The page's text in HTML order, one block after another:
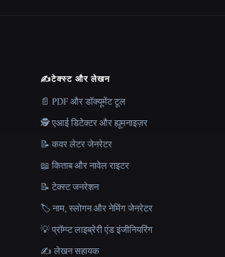
✍️टेक्स्ट और लेखन
📄 PDF और डॉक्यूमेंट टूल
🕵️ एआई डिटेक्टर और ह्यूमनाइज़र
📝 कवर लेटर जेनरेटर
📖 किताब और नावेल राइटर
📝 टेक्स्ट जनरेशन
🏷️ नाम, स्लोगन और नेमिंग जेनरेटर
💡 प्रॉम्प्ट लाइब्रेरी एंड इंजीनियरिंग
✍️ लेखन सहायक